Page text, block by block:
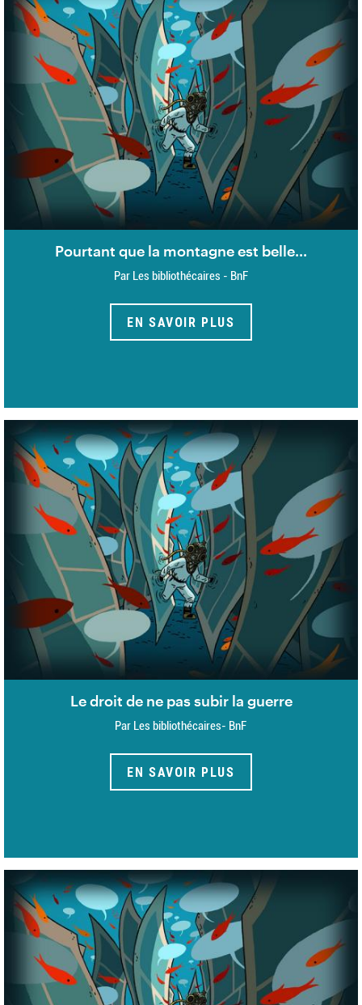
Pourtant que la montagne est belle...
Par Les bibliothécaires - BnF
EN SAVOIR PLUS
Le droit de ne pas subir la guerre
Par Les bibliothécaires- BnF
EN SAVOIR PLUS